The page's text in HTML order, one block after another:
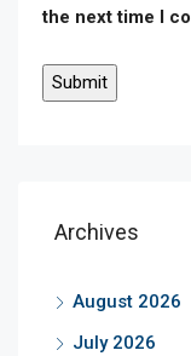
the next time I
Archives
August 2026
July 2026